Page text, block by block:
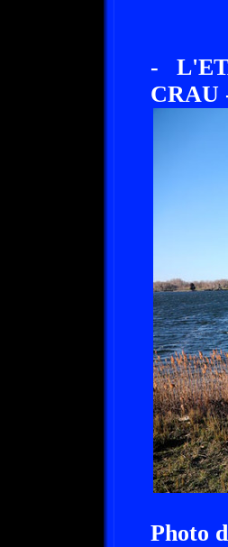
-
CRAU
Photo